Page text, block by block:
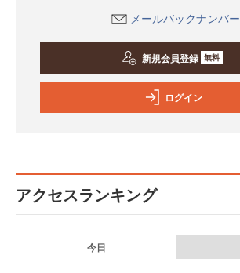
メールバックナンバー
新規会員登録 無料
ログイン
アクセスランキング
今日